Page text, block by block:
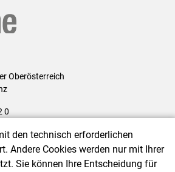
Oberösterreich
0
|Datenschutzerklärung |
Einstellungen
den technisch erforderlichen
Andere Cookies werden nur mit Ihrer
Sie können Ihre Entscheidung für